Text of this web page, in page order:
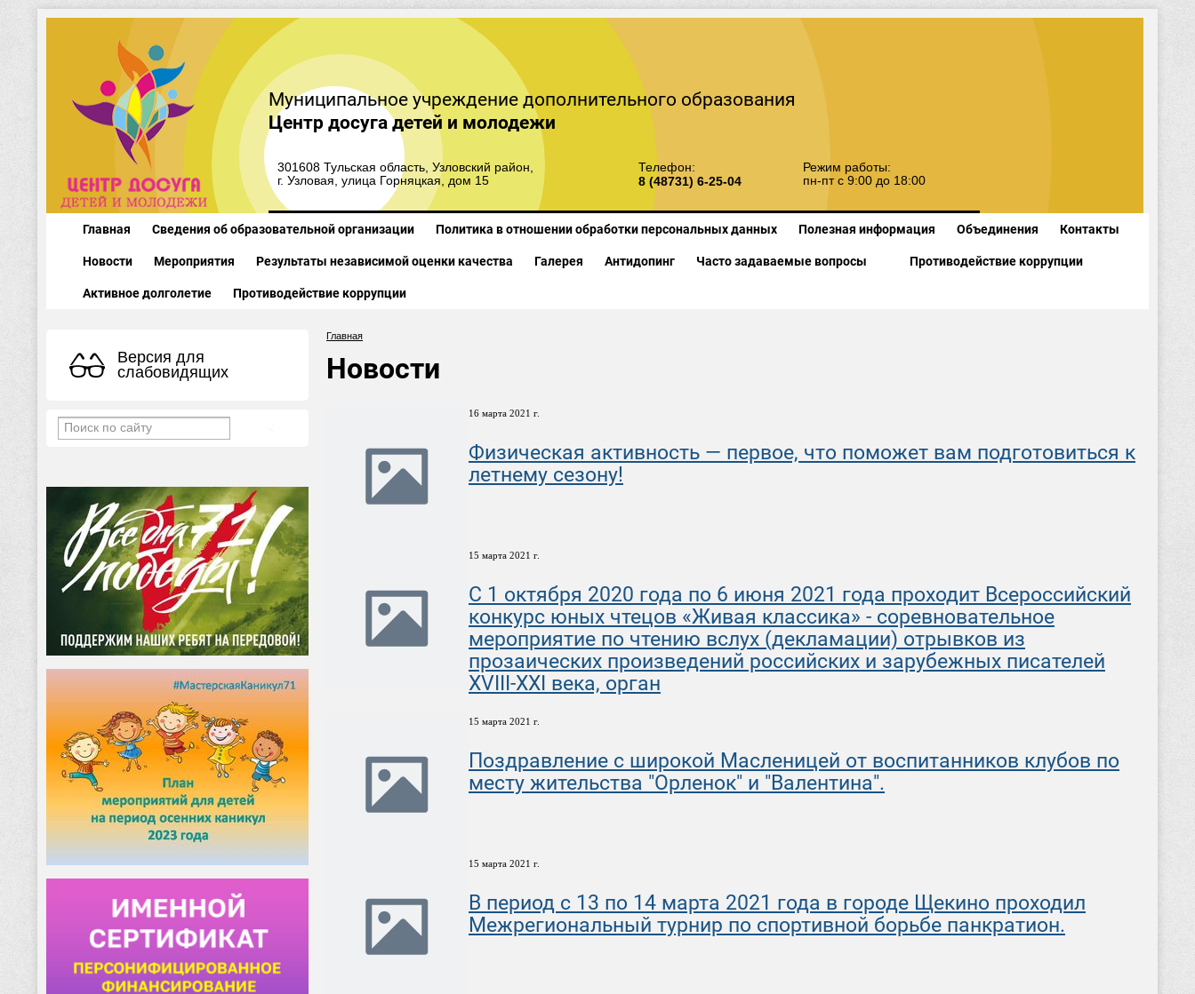
Муниципальное учреждение дополнительного образования
Центр досуга детей и молодежи
301608 Тульская область, Узловский район,
г. Узловая, улица Горняцкая, дом 15
Телефон:
8 (48731) 6-25-04
Режим работы:
пн-пт с 9:00 до 18:00
Главная Сведения об образовательной организации Политика в отношении обработки персональных данных Полезная информация Объединения Контакты
Новости Мероприятия Результаты независимой оценки качества Галерея Антидопинг Часто задаваемые вопросы Противодействие коррупции
Активное долголетие Противодействие коррупции
Версия для
слабовидящих
Главная
Новости
16 марта 2021 г.
Физическая активность — первое, что поможет вам подготовиться к
летнему сезону!
15 марта 2021 г.
С 1 октября 2020 года по 6 июня 2021 года проходит Всероссийский
конкурс юных чтецов «Живая классика» - соревновательное
мероприятие по чтению вслух (декламации) отрывков из
прозаических произведений российских и зарубежных писателей
XVIII-XXI века, орган
15 марта 2021 г.
Поздравление с широкой Масленицей от воспитанников клубов по
месту жительства "Орленок" и "Валентина".
15 марта 2021 г.
В период с 13 по 14 марта 2021 года в городе Щекино проходил
Межрегиональный турнир по спортивной борьбе панкратион.